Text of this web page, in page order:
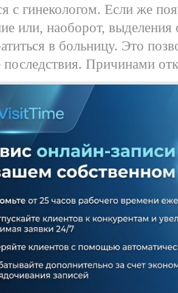
с гинекологом. Если же
или, наоборот,
в больницу. Это
последствия. Причинами